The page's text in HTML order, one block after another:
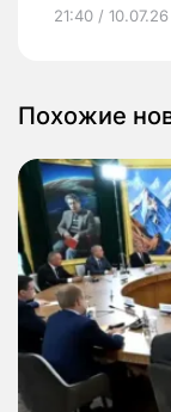
21:40 / 10.07.26
Похожие